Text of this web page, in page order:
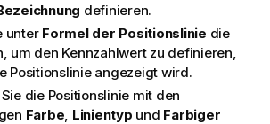
definieren.
unter Formel der Positionslinie die
um den Kennzahlwert zu definieren,
Positionslinie angezeigt wird.
die Positionslinie mit den
Farbe, Linientyp und Farbiger